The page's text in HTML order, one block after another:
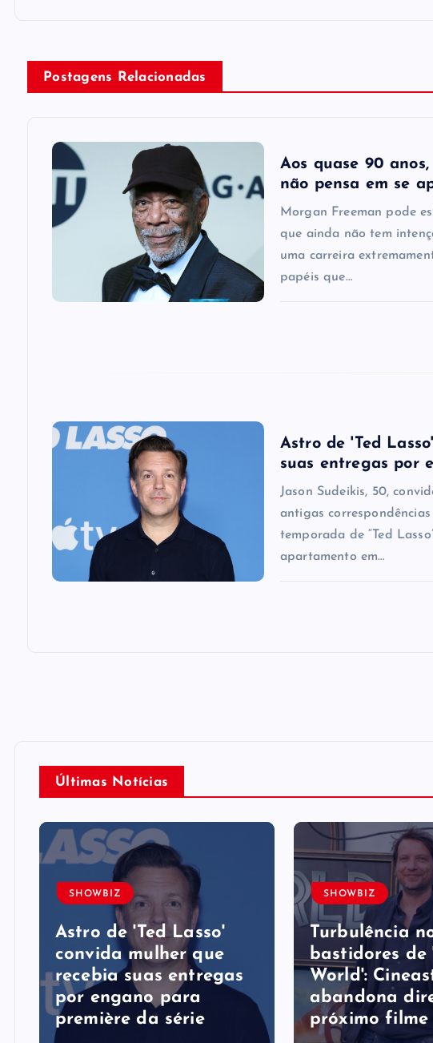
n
a
Postagens Relacionadas
Aos quase 90
não pensa em se
Morgan Freeman pode
que ainda não tem
uma carreira
papéis que…
Astro de 'Ted
suas entregas por
Jason Sudeikis, 50,
antigas
temporada de “Ted
apartamento em…
Últimas Notícias
SHOWBIZ
Astro de 'Ted Lasso'
convida mulher que
recebia suas entregas
por engano para
première da série
SHOWBIZ
Turbulência
bastidores de
World':
abandona
próximo filme